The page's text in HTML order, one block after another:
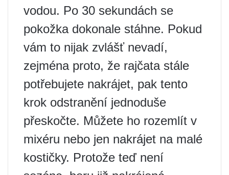
vodou. Po 30 sekundách se
pokožka dokonale stáhne. Pokud
vám to nijak zvlášť nevadí,
zejména proto, že rajčata stále
potřebujete nakrájet, pak tento
krok odstranění jednoduše
přeskočte. Můžete ho rozemlít v
mixéru nebo jen nakrájet na malé
kostičky. Protože teď není